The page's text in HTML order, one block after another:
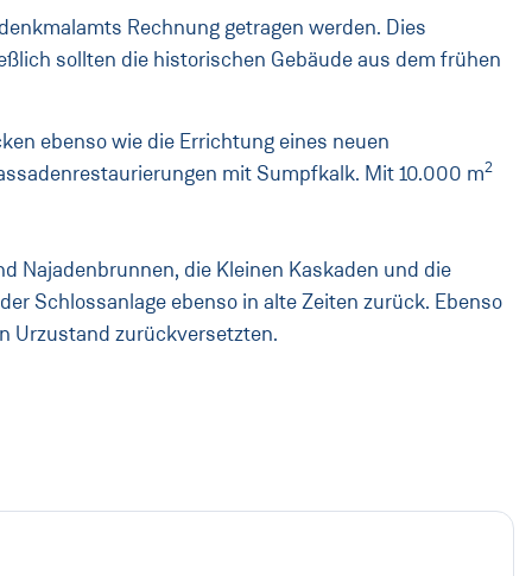
Rechnung getragen werden. Dies
sollten die historischen Gebäude aus dem frühen
ebenso wie die Errichtung eines neuen
mit Sumpfkalk. Mit 10.000 m2
Najadenbrunnen, die Kleinen Kaskaden und die
Schlossanlage ebenso in alte Zeiten zurück. Ebenso
Urzustand zurückversetzten.